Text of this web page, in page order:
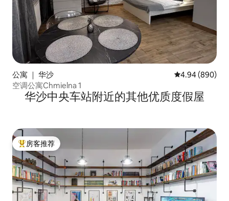
公寓 ｜ 华沙 平均评分 4.94
4.94 (890)
空调公寓Chmielna 1
华沙中央车站附近的其他优质度假屋
热门「房客推荐」
房客推荐